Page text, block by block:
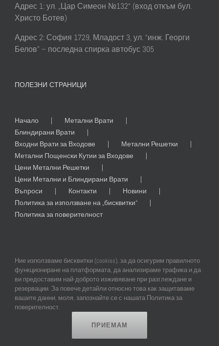
Адрес 1: ул. „Цар Симеон №132“ (вход откъм бул.
Христо Ботев)
Адрес 2: София 1729, Младост 3, ул. “инж. Георги
Белов” – последна спирка автобус 305
ПОЛЕЗНИ СТРАНИЦИ
Начало
Метални Врати
Блиндирани Врати
Входни Врати за Входове
Метални Решетки
Метални Пощенски Кутии за Входове
Цени Метални Решетки
Цени Метални и Блиндирани Врати
Въпроси
Контакти
Новини
Политика за използване на „бисквитки“
Политика за поверителност
© Copyright2026 | All Rights Reserved | Professional Web Design and
SEO byOnline Creations Ltd
Facebook
Ние използваме бисквитки (cookies), за да осигурим правилното
функциониране на платформата, да анализираме трафика и да
ви предоставим най-доброто изживяване при разглеждане и
резервации. За повече детайли относно това как защитаваме
вашите данни, моля, запознайте се с нашата Политика за
поверителност.
ПРИЕМАМ